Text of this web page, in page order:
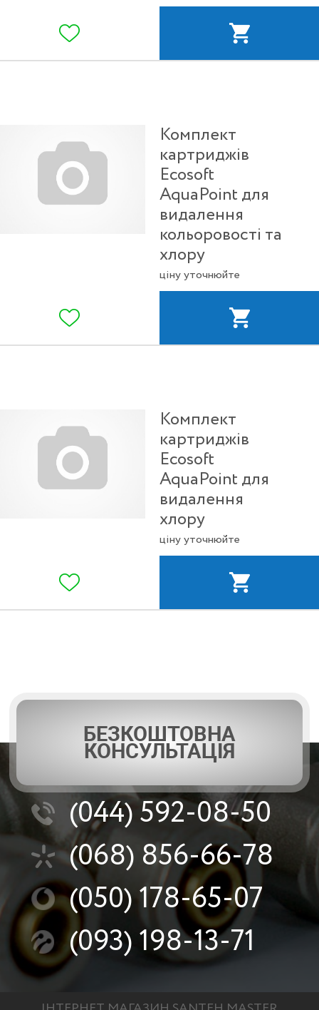
Комплект
картриджів
Ecosoft
AquaPoint для
видалення
кольоровості та
хлору
ціну уточнюйте
Комплект
картриджів
Ecosoft
AquaPoint для
видалення
хлору
ціну уточнюйте
БЕЗКОШТОВНА
КОНСУЛЬТАЦІЯ
(044)592-08-50
(068) 856-66-78
(050)178-65-07
(093)198-13-71